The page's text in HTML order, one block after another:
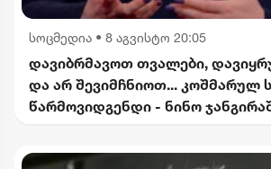
სოცმედია • 8 აგვისტო 20:05
დავიბრმავოთ თვალები,
და არ შევიმჩნიოთ... კოშმარულ
წარმოვიდგენდი - ნინო